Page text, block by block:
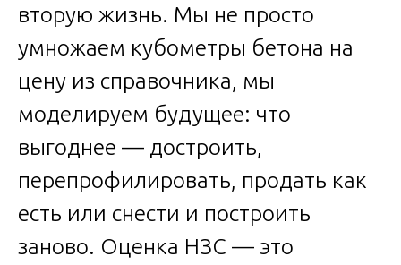
вторую жизнь. Мы не просто
умножаем кубометры бетона на
цену из справочника, мы
моделируем будущее: что
выгоднее — достроить,
перепрофилировать, продать как
есть или снести и построить
заново. Оценка НЗС — это